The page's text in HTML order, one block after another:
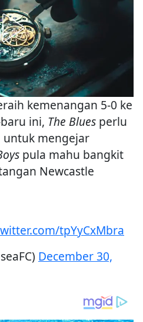
kemenangan 5-0 ke
ini, The Blues perlu
untuk mengejar
pula mahu bangkit
Newcastle
tpYyCxMbra
December 30,